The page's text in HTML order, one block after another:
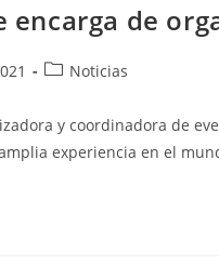
encarga de
Noticias
y coordinadora de
experiencia en el